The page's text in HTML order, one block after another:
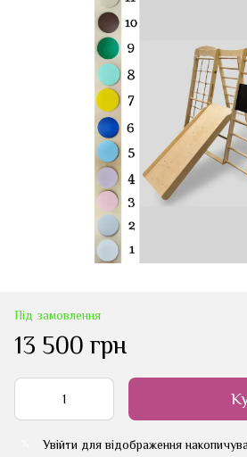
Під замовлення
13 500 грн
Увійти для відображення